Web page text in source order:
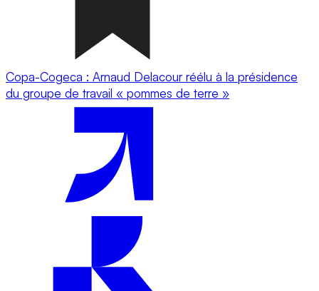
Copa-Cogeca : Arnaud Delacour réélu à la présidence
du groupe de travail « pommes de terre »